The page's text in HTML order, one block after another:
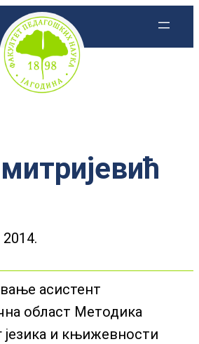
2014.
асистент
област Методика
језика и књижевности